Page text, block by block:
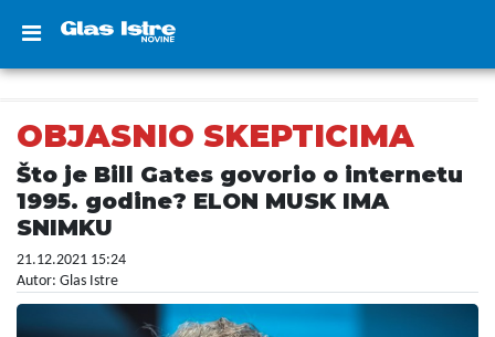
OBJASNIO SKEPTICIMA
Što je Bill Gates govorio o internetu
1995. godine? ELON MUSK IMA
SNIMKU
21.12.2021 15:24
Autor: Glas Istre